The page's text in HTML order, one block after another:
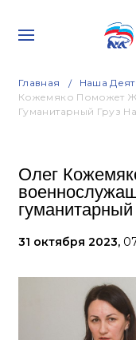
Главная Наша
Кожемяко Поможет
Гуманитарный Груз
Олег
31 октября 2023,